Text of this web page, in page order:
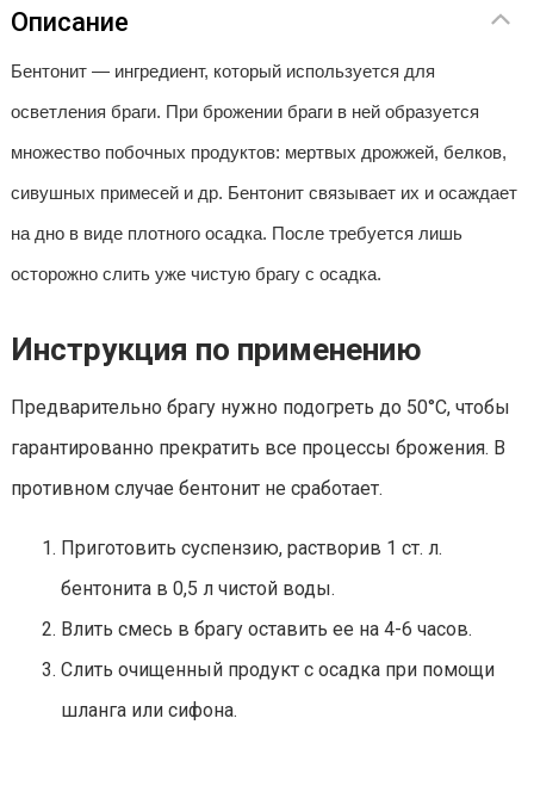
Описание
Бентонит — ингредиент, который используется для
осветления браги. При брожении браги в ней образуется
множество побочных продуктов: мертвых дрожжей, белков,
сивушных примесей и др. Бентонит связывает их и осаждает
на дно в виде плотного осадка. После требуется лишь
осторожно слить уже чистую брагу с осадка.
Инструкция по применению
Предварительно брагу нужно подогреть до 50°С, чтобы
гарантированно прекратить все процессы брожения. В
противном случае бентонит не сработает.
Приготовить суспензию, растворив 1 ст. л.
бентонита в 0,5 л чистой воды.
Влить смесь в брагу оставить ее на 4-6 часов.
Слить очищенный продукт с осадка при помощи
шланга или сифона.